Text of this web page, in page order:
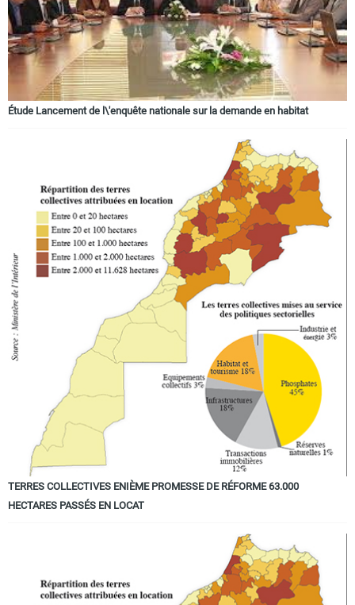
Circuits touristiques
Tourisme
Hotels
Evenements
Contact
Étude Lancement de l\'enquête nationale sur la demande en habitat
TERRES COLLECTIVES ENIÈME PROMESSE DE RÉFORME 63.000
HECTARES PASSÉS EN LOCAT